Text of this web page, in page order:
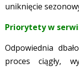
uniknięcie
Priorytety w
Odpowiednia
proces ciągły,